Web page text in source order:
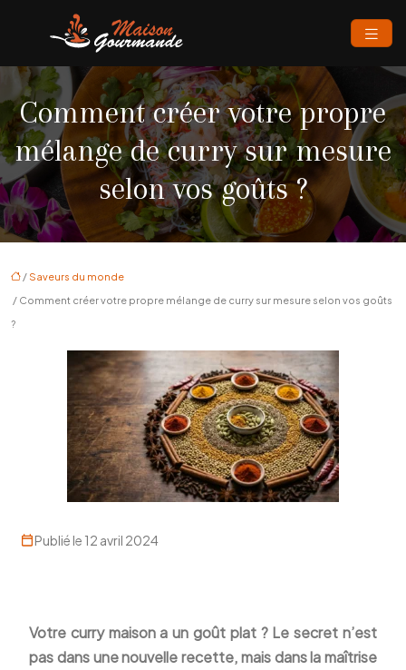
Comment créer votre propre
mélange de curry sur mesure
selon vos goûts ?
/ Saveurs du monde
/ Comment créer votre propre mélange de curry sur mesure selon vos goûts
?
Publié le 12 avril 2024
Votre curry maison a un goût plat ? Le secret n’est
pas dans une nouvelle recette, mais dans la maîtrise